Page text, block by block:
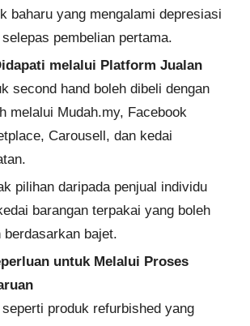
baharu yang mengalami depresiasi
pembelian pertama.
melalui Platform Jualan
second hand boleh dibeli dengan
melalui Mudah.my, Facebook
Carousell, dan kedai
pilihan daripada penjual individu
barangan terpakai yang boleh
berdasarkan bajet.
untuk Melalui Proses
produk refurbished yang